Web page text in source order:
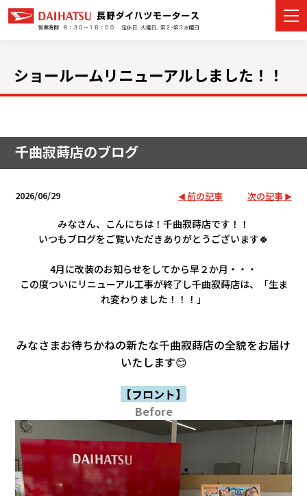
展示車・試乗車
店舗情報
ご購入者サポート
アフターサポート
お問
ショールームリニューアルしました！！
千曲寂蒔店のブログ
2026/06/29 前の記事 次の記事
みなさん、こんにちは！ 千曲寂蒔店です！！
いつもブログをご覧いただきありがとうございます🍀
4月に改装のお知らせをしてから早２か月・・・
この度ついにリニューアル工事が終了し千曲寂蒔店は、「生ま
れ変わりました！！！」
みなさまお待ちかねの新たな千曲寂蒔店の全貌をお届け
いたします😊
【フロント】
Before